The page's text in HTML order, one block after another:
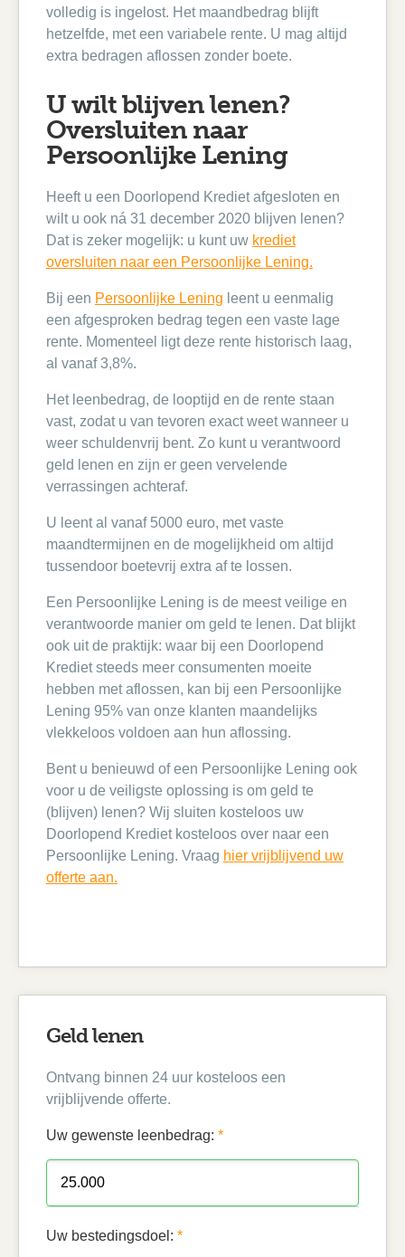
volledig is ingelost. Het maandbedrag blijft
hetzelfde, met een variabele rente. U mag altijd
extra bedragen aflossen zonder boete.
U wilt blijven lenen?
Oversluiten naar
Persoonlijke Lening
Heeft u een Doorlopend Krediet afgesloten en
wilt u ook ná 31 december 2020 blijven lenen?
Dat is zeker mogelijk: u kunt uw krediet
oversluiten naar een Persoonlijke Lening.
Bij een Persoonlijke Lening leent u eenmalig
een afgesproken bedrag tegen een vaste lage
rente. Momenteel ligt deze rente historisch laag,
al vanaf 3,8%.
Het leenbedrag, de looptijd en de rente staan
vast, zodat u van tevoren exact weet wanneer u
weer schuldenvrij bent. Zo kunt u verantwoord
geld lenen en zijn er geen vervelende
verrassingen achteraf.
U leent al vanaf 5000 euro, met vaste
maandtermijnen en de mogelijkheid om altijd
tussendoor boetevrij extra af te lossen.
Een Persoonlijke Lening is de meest veilige en
verantwoorde manier om geld te lenen. Dat blijkt
ook uit de praktijk: waar bij een Doorlopend
Krediet steeds meer consumenten moeite
hebben met aflossen, kan bij een Persoonlijke
Lening 95% van onze klanten maandelijks
vlekkeloos voldoen aan hun aflossing.
Bent u benieuwd of een Persoonlijke Lening ook
voor u de veiligste oplossing is om geld te
(blijven) lenen? Wij sluiten kosteloos uw
Doorlopend Krediet kosteloos over naar een
Persoonlijke Lening. Vraag hier vrijblijvend uw
offerte aan.
Geld lenen
Ontvang binnen 24 uur kosteloos een
vrijblijvende offerte.
Uw gewenste leenbedrag: *
Uw bestedingsdoel: *